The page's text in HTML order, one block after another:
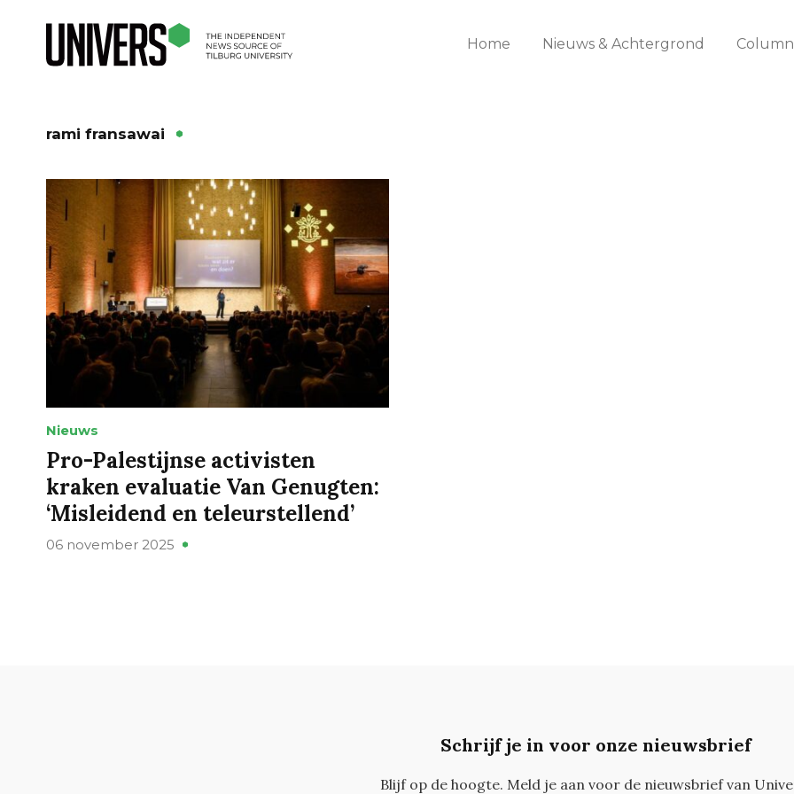
Home Nieuws & Achtergrond
rami fransawai
Nieuws
Pro-Palestijnse activisten
kraken evaluatie Van Genugten:
‘Misleidend en teleurstellend’
06 november 2025
Schrijf je in voor onze nieuwsbrief
Blijf op de hoogte. Meld je aan voor de nieuwsbrief van